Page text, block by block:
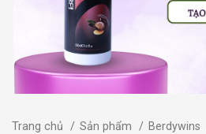
Trang chủ Sản phẩm Berdywins